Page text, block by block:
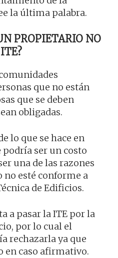
la última palabra.
PROPIETARIO NO
que no están
que se deben
obligadas.
lo que se hace en
podría ser un costo
una de las razones
no esté conforme a
de Edificios.
a pasar la ITE por la
por lo cual el
rechazarla ya que
en caso afirmativo.